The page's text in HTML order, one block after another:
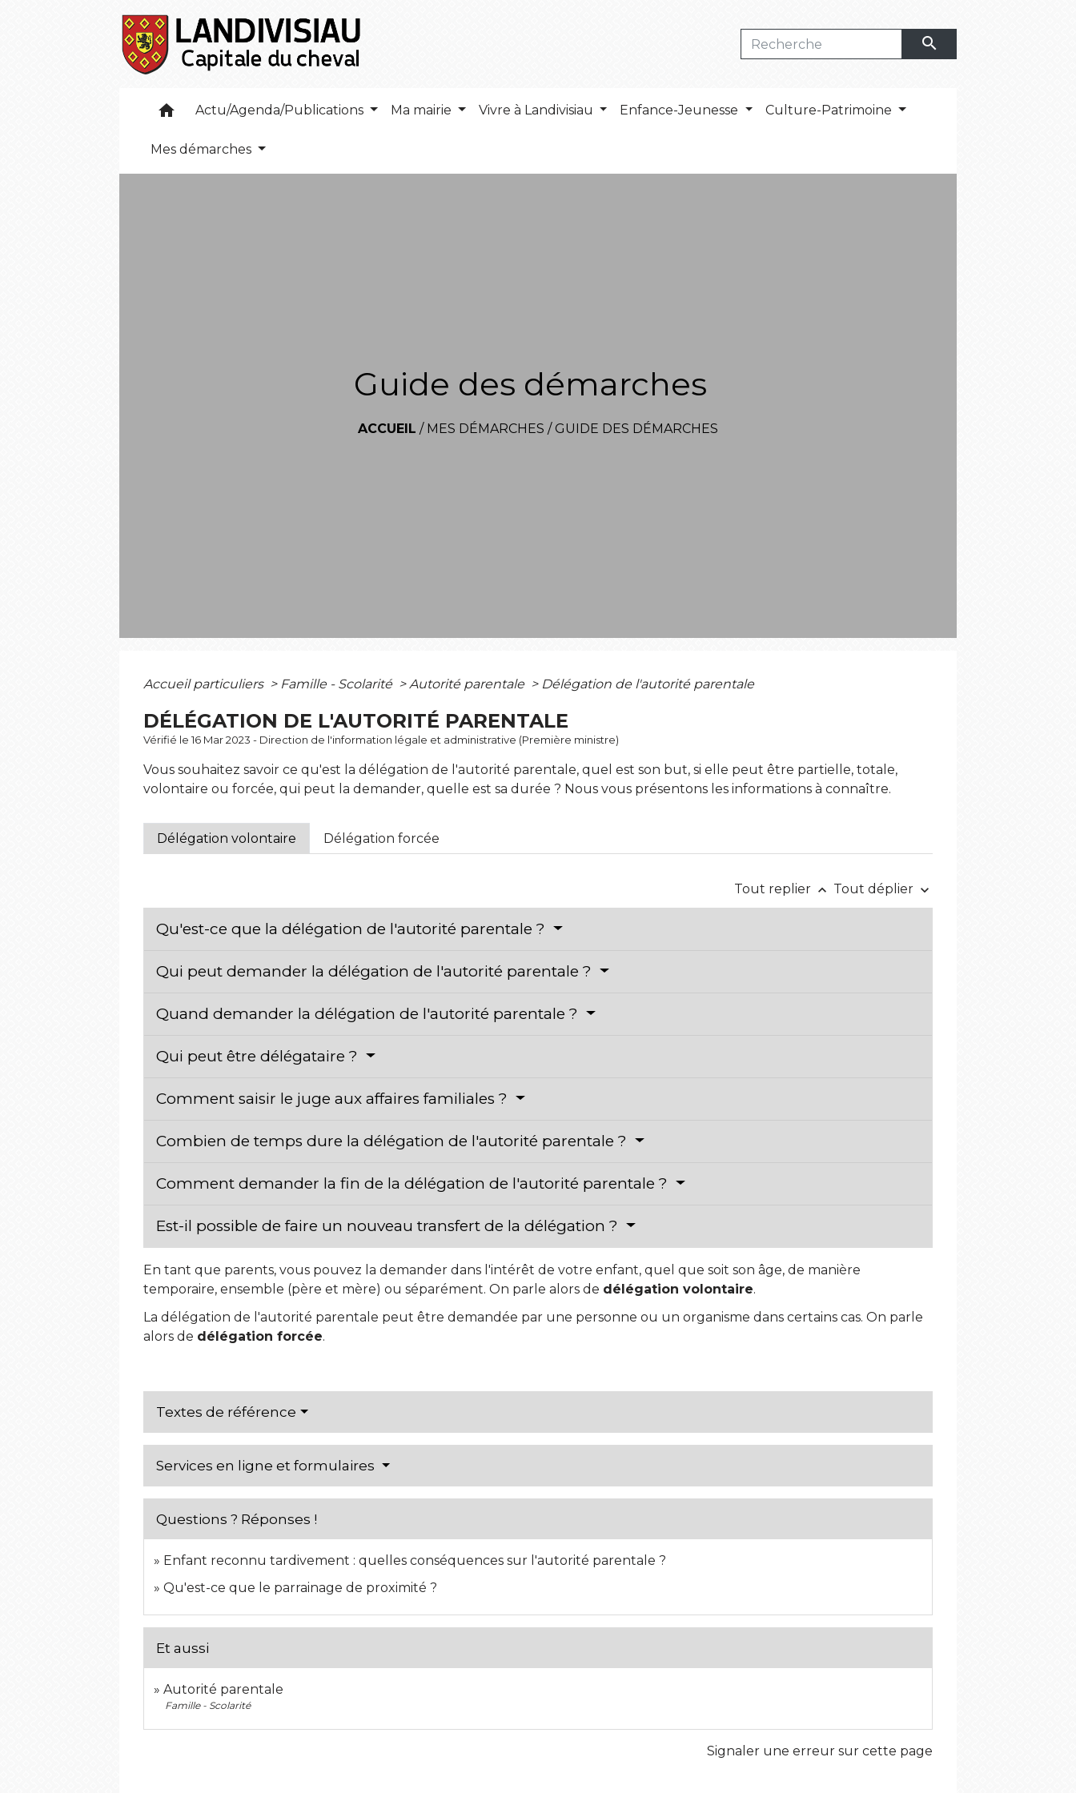
search
home Actu/Agenda/Publications Ma mairie Vivre à Landivisiau Enfance-Jeunesse Culture-Patrimoine
Mes démarches
Guide des démarches
ACCUEIL / MES DÉMARCHES / GUIDE DES DÉMARCHES
Accueil particuliers > Famille - Scolarité > Autorité parentale > Délégation de l'autorité parentale
DÉLÉGATION DE L'AUTORITÉ PARENTALE
Vérifié le 16 Mar 2023 - Direction de l'information légale et administrative (Première ministre)
Vous souhaitez savoir ce qu'est la délégation de l'autorité parentale, quel est son but, si elle peut être partielle, totale,
volontaire ou forcée, qui peut la demander, quelle est sa durée ? Nous vous présentons les informations à connaître.
Délégation volontaire Délégation forcée
Tout replier keyboard_arrow_up Tout déplier keyboard_arrow_down
Qu'est-ce que la délégation de l'autorité parentale ?
Qui peut demander la délégation de l'autorité parentale ?
Quand demander la délégation de l'autorité parentale ?
Qui peut être délégataire ?
Comment saisir le juge aux affaires familiales ?
Combien de temps dure la délégation de l'autorité parentale ?
Comment demander la fin de la délégation de l'autorité parentale ?
Est-il possible de faire un nouveau transfert de la délégation ?
En tant que parents, vous pouvez la demander dans l'intérêt de votre enfant, quel que soit son âge, de manière
temporaire, ensemble (père et mère) ou séparément. On parle alors de délégation volontaire.
La délégation de l'autorité parentale peut être demandée par une personne ou un organisme dans certains cas. On parle
alors de délégation forcée.
Textes de référence
Services en ligne et formulaires
Questions ? Réponses !
Enfant reconnu tardivement : quelles conséquences sur l'autorité parentale ?
Qu'est-ce que le parrainage de proximité ?
Et aussi
Autorité parentale
Famille - Scolarité
Signaler une erreur sur cette page